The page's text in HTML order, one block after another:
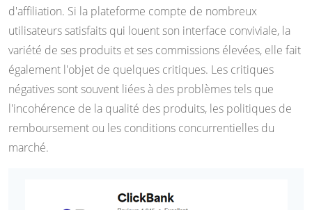
d'affiliation. Si la plateforme compte de nombreux
utilisateurs satisfaits qui louent son interface conviviale, la
variété de ses produits et ses commissions élevées, elle fait
également l'objet de quelques critiques. Les critiques
négatives sont souvent liées à des problèmes tels que
l'incohérence de la qualité des produits, les politiques de
remboursement ou les conditions concurrentielles du
marché.